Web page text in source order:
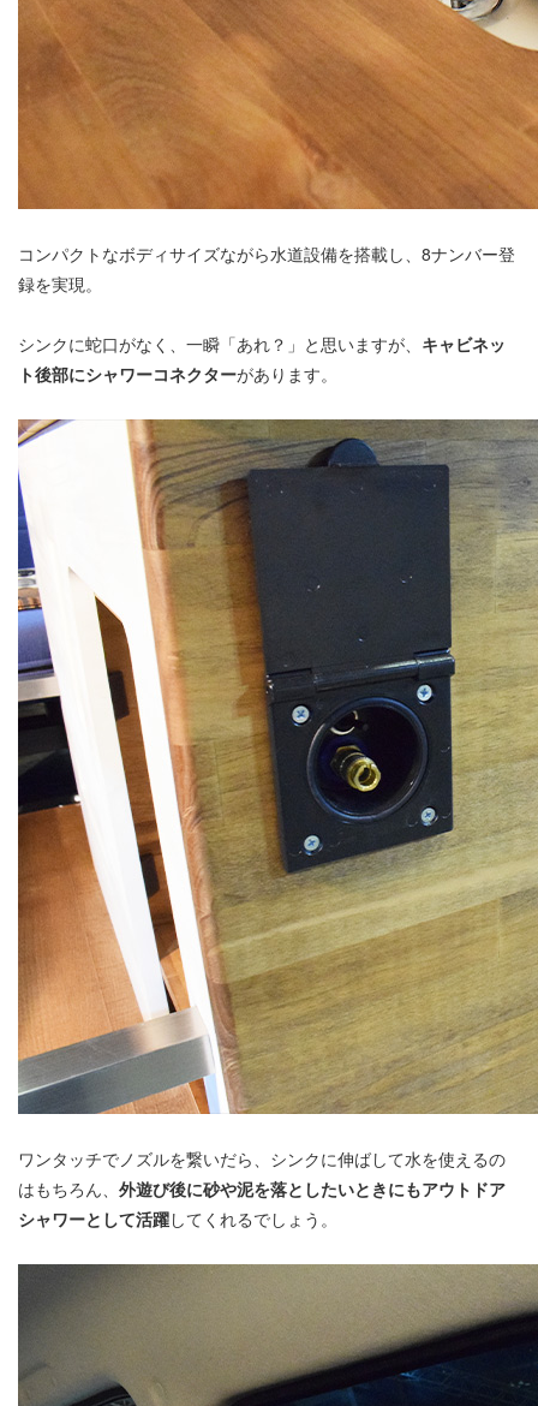
コンパクトなボディサイズながら水道設備を搭載し、8ナンバー登
録を実現。
シンクに蛇口がなく、一瞬「あれ？」と思いますが、 キャビネッ
ト後部にシャワーコネクターがあります。
ワンタッチでノズルを繋いだら、シンクに伸ばして水を使えるの
はもちろん、 外遊び後に砂や泥を落としたいときにもアウトドア
シャワーとして活躍してくれるでしょう。